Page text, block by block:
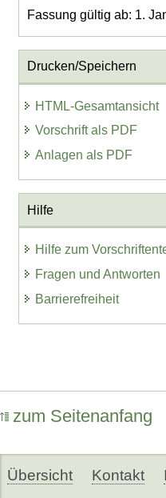
Fassung gültig ab: 1.
Drucken/Speichern
HTML-Gesamtansicht
Vorschrift als PDF
Anlagen als PDF
Hilfe
Hilfe zum
Fragen und Antworten
Barrierefreiheit
zum Seitenanfang
Übersicht Kontakt